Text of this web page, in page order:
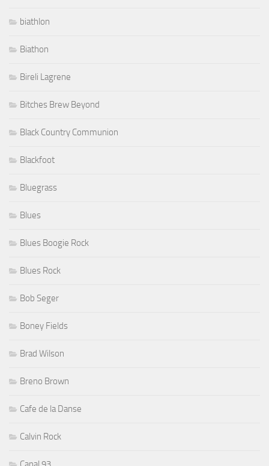
biathlon
Biathon
Bireli Lagrene
Bitches Brew Beyond
Black Country Communion
Blackfoot
Bluegrass
Blues
Blues Boogie Rock
Blues Rock
Bob Seger
Boney Fields
Brad Wilson
Breno Brown
Cafe de la Danse
Calvin Rock